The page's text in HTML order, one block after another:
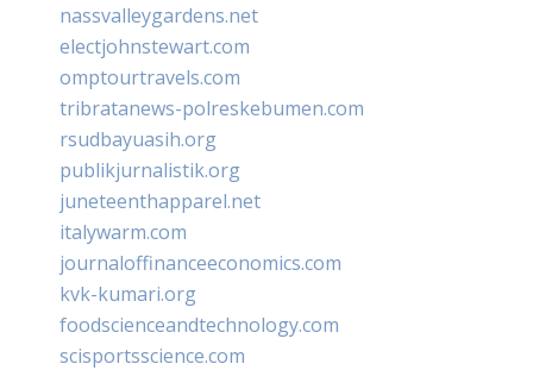
nassvalleygardens.net
electjohnstewart.com
omptourtravels.com
tribratanews-polreskebumen.com
rsudbayuasih.org
publikjurnalistik.org
juneteenthapparel.net
italywarm.com
journaloffinanceeconomics.com
kvk-kumari.org
foodscienceandtechnology.com
scisportsscience.com